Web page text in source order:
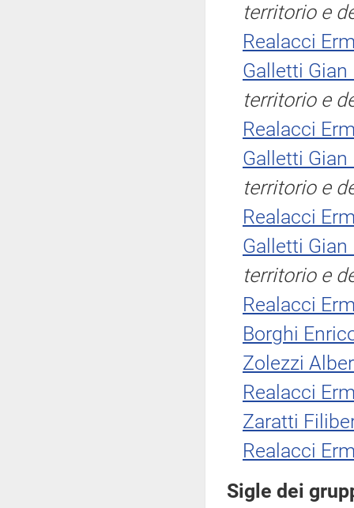
territorio e
Realacci
Galletti Gian
territorio e
Realacci
Galletti Gian
territorio e
Realacci
Galletti Gian
territorio e
Realacci
Borghi
Zolezzi
Realacci
Zaratti
Realacci
Sigle dei